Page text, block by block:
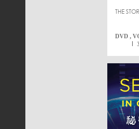
THE
DVD ,